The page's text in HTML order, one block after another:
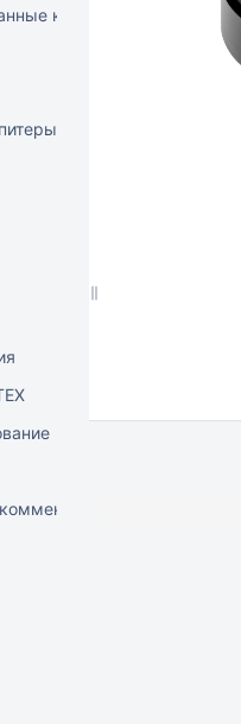
коммуникации/IP-АТС
к тексту